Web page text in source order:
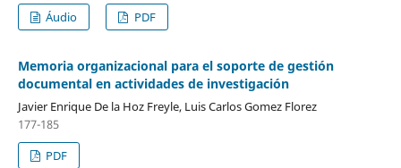
Áudio
PDF
Memoria organizacional para el soporte de gestión
documental en actividades de investigación
Javier Enrique De la Hoz Freyle, Luis Carlos Gomez Florez
177-185
PDF